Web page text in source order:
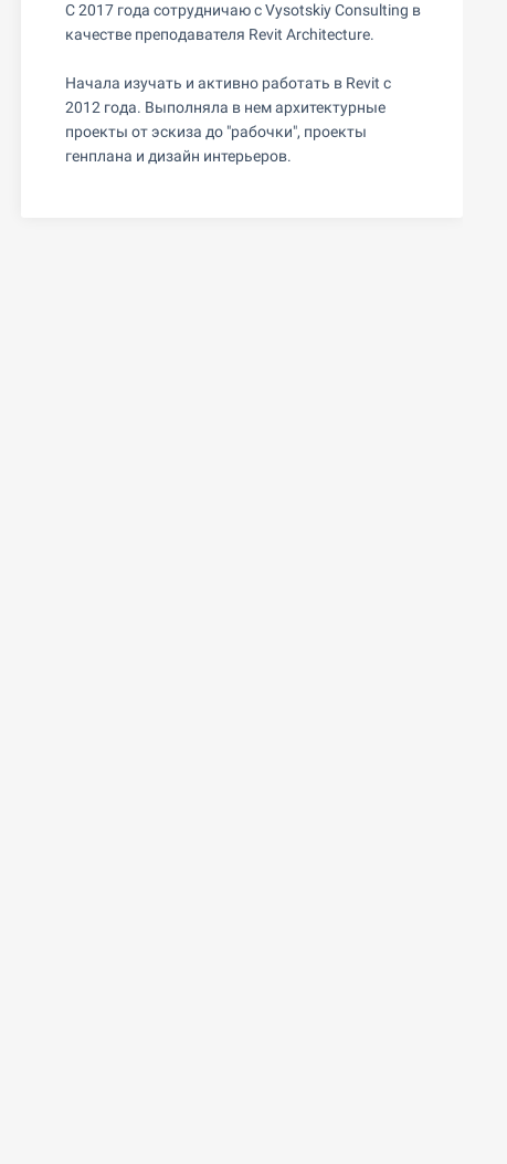
С 2017 года сотрудничаю с Vysotskiy Consulting в
качестве преподавателя Revit Architecture.
Начала изучать и активно работать в Revit с
2012 года. Выполняла в нем архитектурные
проекты от эскиза до "рабочки", проекты
генплана и дизайн интерьеров.